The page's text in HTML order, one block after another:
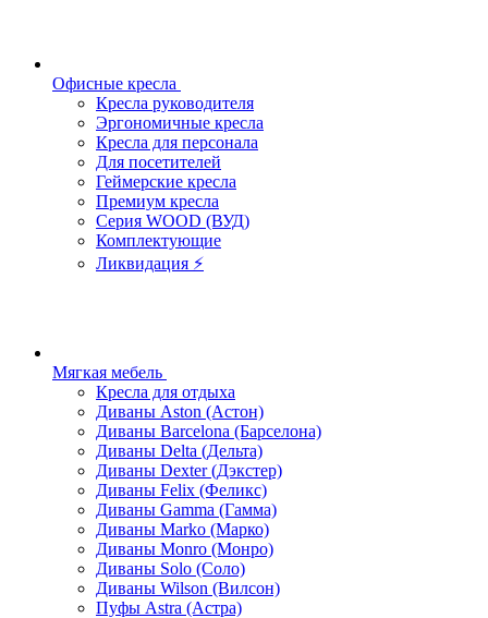
Офисные кресла
Кресла руководителя
Эргономичные кресла
Кресла для персонала
Для посетителей
Геймерские кресла
Премиум кресла
Серия WOOD (ВУД)
Комплектующие
Ликвидация ⚡
Мягкая мебель
Кресла для отдыха
Диваны Aston (Астон)
Диваны Barcelona (Барселона)
Диваны Delta (Дельта)
Диваны Dexter (Дэкстер)
Диваны Felix (Феликс)
Диваны Gamma (Гамма)
Диваны Marko (Марко)
Диваны Monro (Монро)
Диваны Solo (Соло)
Диваны Wilson (Вилсон)
Пуфы Astra (Астра)